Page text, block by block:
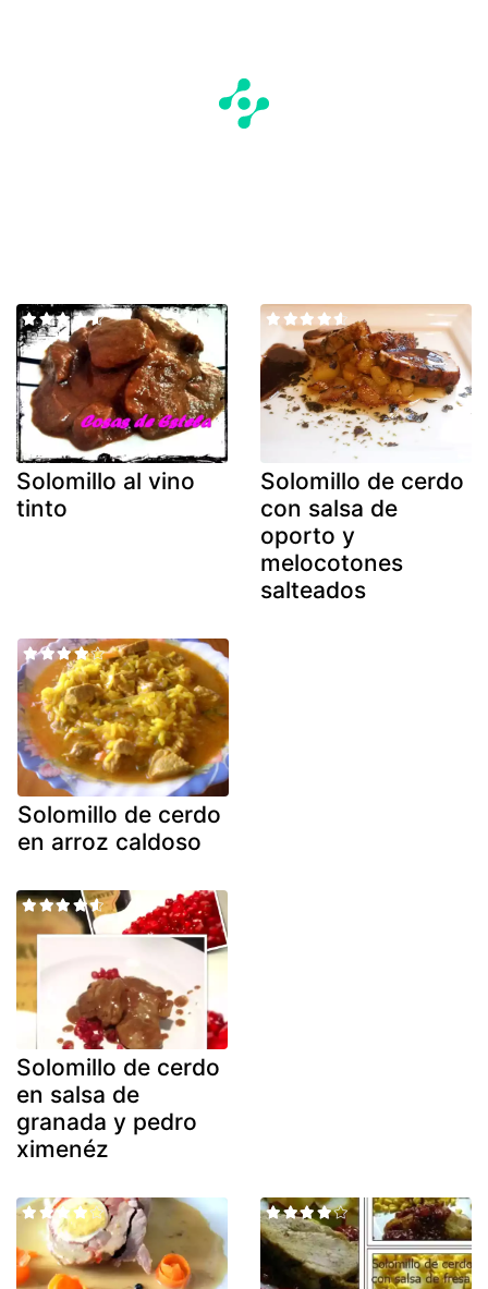
Solomillo al vino
tinto
Solomillo de cerdo
con salsa de
oporto y
melocotones
salteados
Solomillo de cerdo
en arroz caldoso
Solomillo de cerdo
en salsa de
granada y pedro
ximenéz